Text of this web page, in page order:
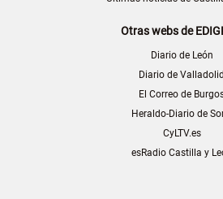
Otras webs de
Diario de León
Diario de Valladolid
El Correo de
Heraldo-Diario de
CyLTV.es
esRadio Castilla y